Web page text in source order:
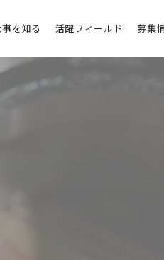
を知る 活躍フィールド 募集